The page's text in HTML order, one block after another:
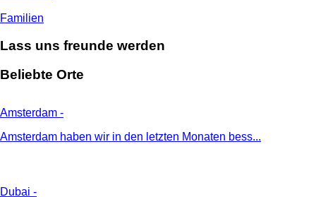
Familien
Lass uns freunde werden
Beliebte Orte
Amsterdam -
Amsterdam haben wir in den letzten Monaten bess...
Dubai -